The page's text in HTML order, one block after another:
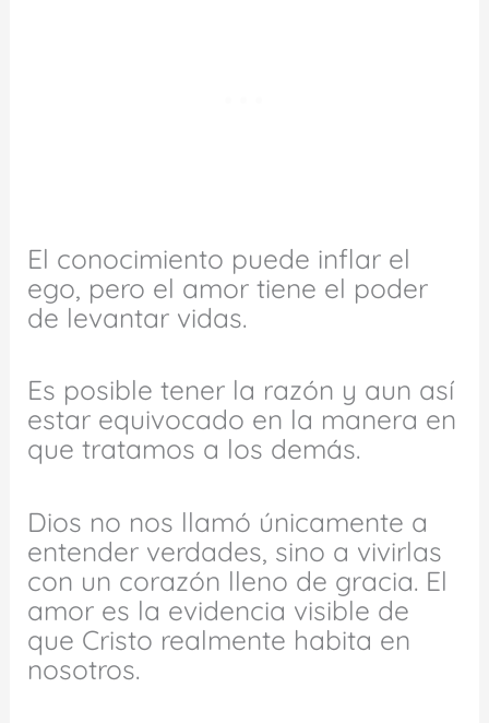
El conocimiento puede inflar el
ego, pero el amor tiene el poder
de levantar vidas.
Es posible tener la razón y aun así
estar equivocado en la manera en
que tratamos a los demás.
Dios no nos llamó únicamente a
entender verdades, sino a vivirlas
con un corazón lleno de gracia. El
amor es la evidencia visible de
que Cristo realmente habita en
nosotros.